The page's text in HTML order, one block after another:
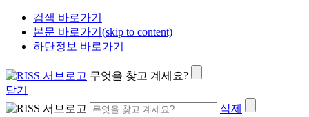
검색 바로가기
본문 바로가기(skip to content)
하단정보 바로가기
무엇을 찾고 계세요?
닫기
삭제